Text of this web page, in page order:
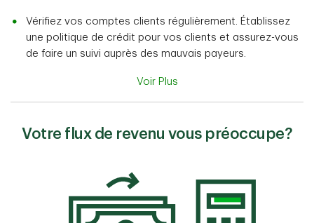
Vérifiez vos comptes clients régulièrement. Établissez
une politique de crédit pour vos clients et assurez-vous
de faire un suivi auprès des mauvais payeurs.
Voir Plus
Votre flux de revenu vous préoccupe?